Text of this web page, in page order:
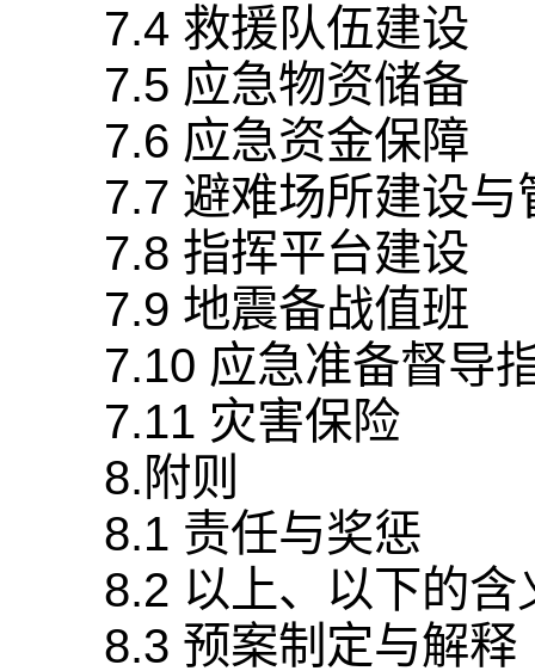
7.4 救援队伍建设
7.5 应急物资储备
7.6 应急资金保障
7.7 避难场所建设与
7.8 指挥平台建设
7.9 地震备战值班
7.10 应急准备督导
7.11 灾害保险
8.附则
8.1 责任与奖惩
8.2 以上、以下的含
8.3 预案制定与解释